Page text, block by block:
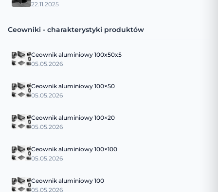
22.11.2025
Ceowniki - charakterystyki produktów
Ceownik aluminiowy 100x50x5
05.05.2026
Ceownik aluminiowy 100×50
05.05.2026
Ceownik aluminiowy 100×20
05.05.2026
Ceownik aluminiowy 100×100
05.05.2026
Ceownik aluminiowy 100
05.05.2026